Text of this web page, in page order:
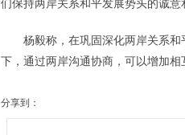
们保持两岸关系和平发展势头的诚意
杨毅称，在巩固深化两岸关系和
下，通过两岸沟通协商，可以增加相
分享到：